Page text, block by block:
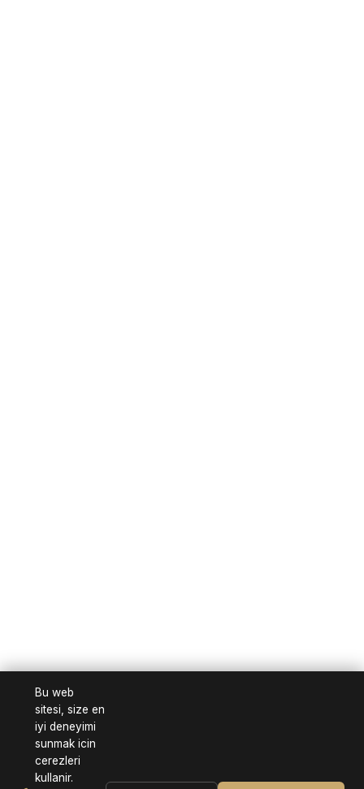
Bu web
sitesi, size en
iyi deneyimi
sunmak icin
cerezleri
kullanir.